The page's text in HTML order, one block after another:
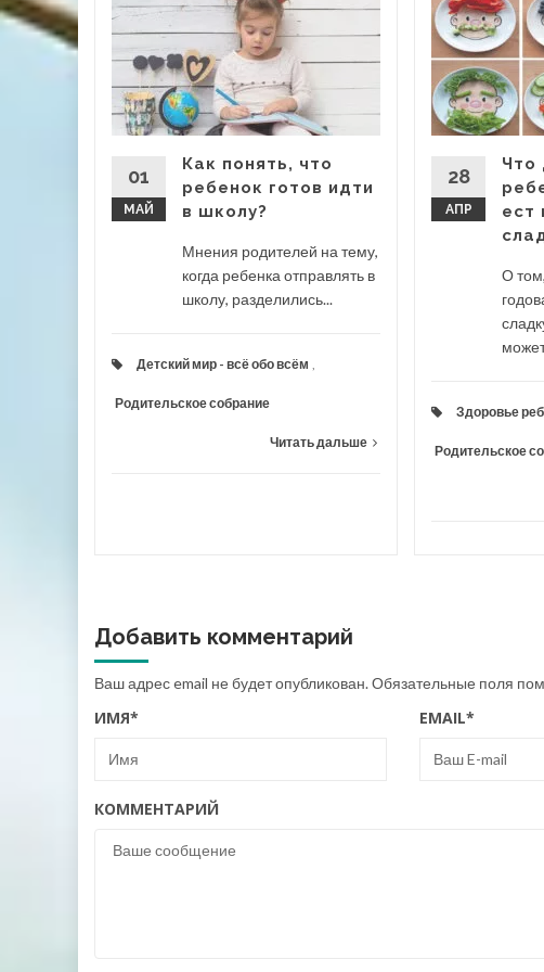
01
МАЙ
Как понять, что
ребенок готов идти
в школу?
Мнения родителей на тему,
когда ребенка отправлять в
школу, разделились...
Детский мир - всё обо всём
Родительское собрание
Читать дальше
28
АПР
Что
ест
О
Здоровье
Родительское
Добавить комментарий
Ваш адрес email не будет опубликован.Обязательные поля
ИМЯ* EMAIL*
КОММЕНТАРИЙ